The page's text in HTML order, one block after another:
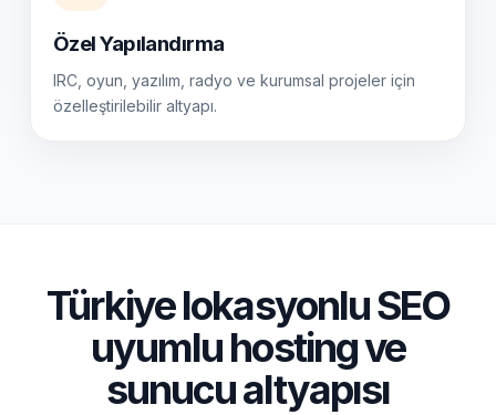
Özel Yapılandırma
IRC, oyun, yazılım, radyo ve kurumsal projeler için
özelleştirilebilir altyapı.
Türkiye lokasyonlu SEO
uyumlu hosting ve
sunucu altyapısı